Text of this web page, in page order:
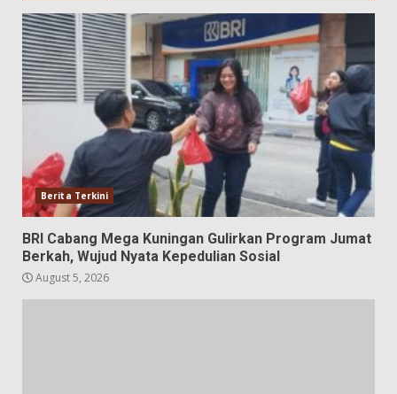
Berita Terkini
BRI Cabang Mega Kuningan Gulirkan Program Jumat
Berkah, Wujud Nyata Kepedulian Sosial
August 5, 2026